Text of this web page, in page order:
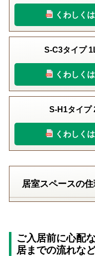
くわしく
S-C3タイプ
くわしく
S-H1タイプ
くわしく
居室スペースの
ご入居前に心配
居までの流れな